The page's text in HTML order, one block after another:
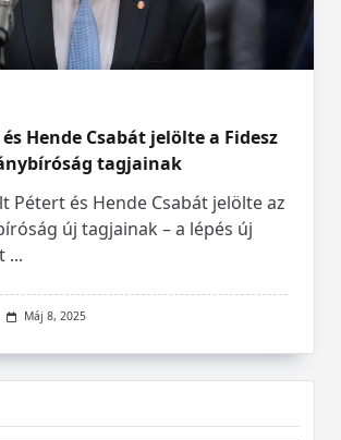
Hende Csabát jelölte a Fidesz
tagjainak
Pétert és Hende Csabát jelölte az
új tagjainak – a lépés új
...
Máj 8, 2025